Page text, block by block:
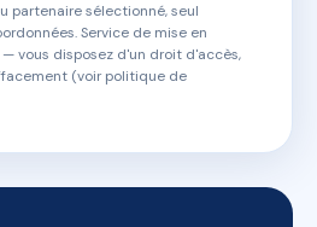
partenaire sélectionné, seul
Service de mise en
vous disposez d'un droit d'accès,
(voir politique de